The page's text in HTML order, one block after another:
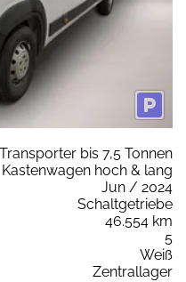
bis 7,5 Tonnen
Kastenwagen hoch & lang
Jun / 2024
Schaltgetriebe
46.554 km
5
Weiß
Zentrallager